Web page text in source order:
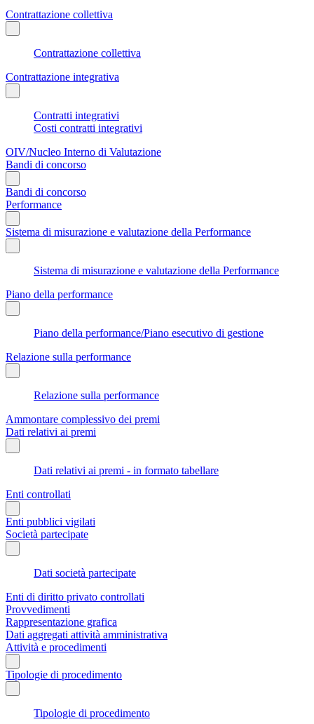
Contrattazione collettiva
Contrattazione collettiva
Contrattazione integrativa
Contratti integrativi
Costi contratti integrativi
OIV/Nucleo Interno di Valutazione
Bandi di concorso
Bandi di concorso
Performance
Sistema di misurazione e valutazione della Performance
Sistema di misurazione e valutazione della Performance
Piano della performance
Piano della performance/Piano esecutivo di gestione
Relazione sulla performance
Relazione sulla performance
Ammontare complessivo dei premi
Dati relativi ai premi
Dati relativi ai premi - in formato tabellare
Enti controllati
Enti pubblici vigilati
Società partecipate
Dati società partecipate
Enti di diritto privato controllati
Provvedimenti
Rappresentazione grafica
Dati aggregati attività amministrativa
Attività e procedimenti
Tipologie di procedimento
Tipologie di procedimento